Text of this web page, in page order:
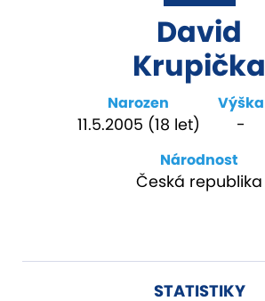
David
Krupička
Narozen
11.5.2005 (18 let)
Výška
-
Národnost
Česká republika
STATISTIKY